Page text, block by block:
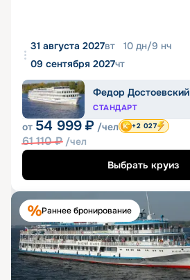
31 августа 2027вт 10 дн/9 нч
09 сентября 2027чт
Федор Достоевский
СТАНДАРТ
от 54 999 ₽ /чел
61 110₽ /чел
+2 027
Выбрать круиз
Раннее бронирование